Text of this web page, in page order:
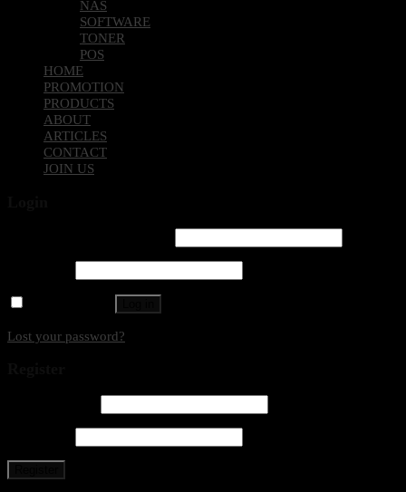
NAS
SOFTWARE
TONER
POS
HOME
PROMOTION
PRODUCTS
ABOUT
ARTICLES
CONTACT
JOIN US
Lost your password?